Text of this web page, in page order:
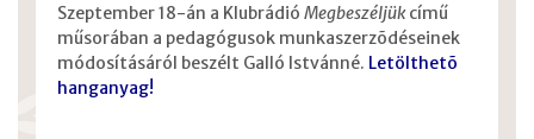
Szeptember 18-án a Klubrádió Megbeszéljükcímű
műsorában a pedagógusok munkaszerzõdéseinek
módosításáról beszélt Galló Istvánné. Letölthetõ
hanganyag!